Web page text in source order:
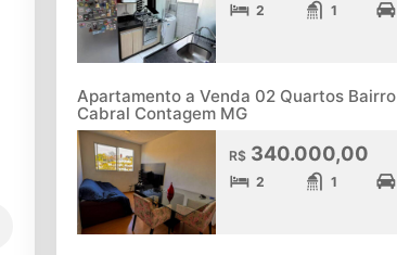
2 1
Apartamento a Venda 02 Quartos Bairro
Cabral Contagem MG
R$340.000,00
2 1